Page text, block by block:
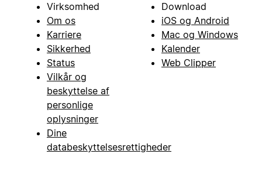
Virksomhed
Om os
Karriere
Sikkerhed
Status
Vilkår og
beskyttelse af
personlige
oplysninger
Dine
databeskyttelsesrettigheder
Download
iOS og Android
Mac og Windows
Kalender
Web Clipper